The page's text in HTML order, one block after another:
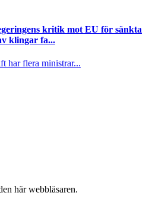
kritik mot EU för sänkta
klingar fa...
har flera ministrar...
här webbläsaren.